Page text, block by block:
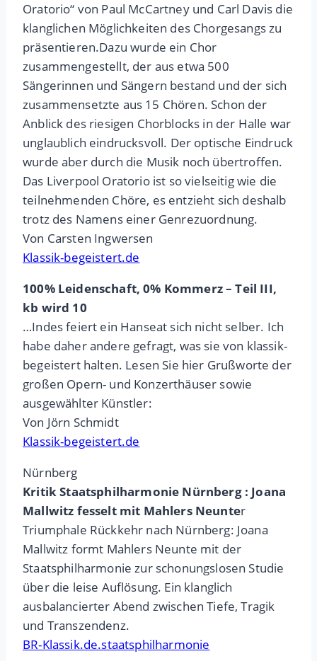
Oratorio“ von Paul McCartney und Carl Davis die
klanglichen Möglichkeiten des Chorgesangs zu
präsentieren.Dazu wurde ein Chor
zusammengestellt, der aus etwa 500
Sängerinnen und Sängern bestand und der sich
zusammensetzte aus 15 Chören. Schon der
Anblick des riesigen Chorblocks in der Halle war
unglaublich eindrucksvoll. Der optische Eindruck
wurde aber durch die Musik noch übertroffen.
Das Liverpool Oratorio ist so vielseitig wie die
teilnehmenden Chöre, es entzieht sich deshalb
trotz des Namens einer Genrezuordnung.
Von Carsten Ingwersen
Klassik-begeistert.de
100% Leidenschaft, 0% Kommerz – Teil III,
kb wird 10
…Indes feiert ein Hanseat sich nicht selber. Ich
habe daher andere gefragt, was sie von klassik-
begeistert halten. Lesen Sie hier Grußworte der
großen Opern- und Konzerthäuser sowie
ausgewählter Künstler:
Von Jörn Schmidt
Klassik-begeistert.de
Nürnberg
Kritik Staatsphilharmonie Nürnberg : Joana
Mallwitz fesselt mit Mahlers Neunter
Triumphale Rückkehr nach Nürnberg: Joana
Mallwitz formt Mahlers Neunte mit der
Staatsphilharmonie zur schonungslosen Studie
über die leise Auflösung. Ein klanglich
ausbalancierter Abend zwischen Tiefe, Tragik
und Transzendenz.
BR-Klassik.de.staatsphilharmonie